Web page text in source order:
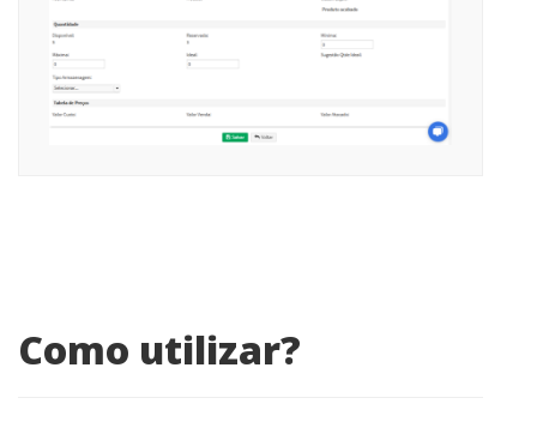
Como utilizar?